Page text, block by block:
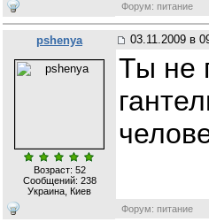
Форум: питание
pshenya 03.11.2009 в
Возраст: 52
Сообщений: 238
Украина, Киев
Ты не
Форум: питание